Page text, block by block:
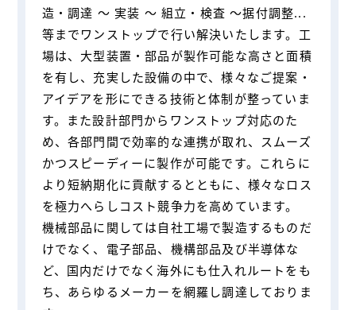
造・調達 ～ 実装 ～ 組立・検査 ～据付調整...
等までワンストップで行い解決いたします。工
場は、大型装置・部品が製作可能な高さと面積
を有し、充実した設備の中で、様々なご提案・
アイデアを形にできる技術と体制が整っていま
す。また設計部門からワンストップ対応のた
め、各部門間で効率的な連携が取れ、スムーズ
かつスピーディーに製作が可能です。これらに
より短納期化に貢献するとともに、様々なロス
を極力へらしコスト競争力を高めています。
機械部品に関しては自社工場で製造するものだ
けでなく、電子部品、機構部品及び半導体な
ど、国内だけでなく海外にも仕入れルートをも
ち、あらゆるメーカーを網羅し調達しておりま